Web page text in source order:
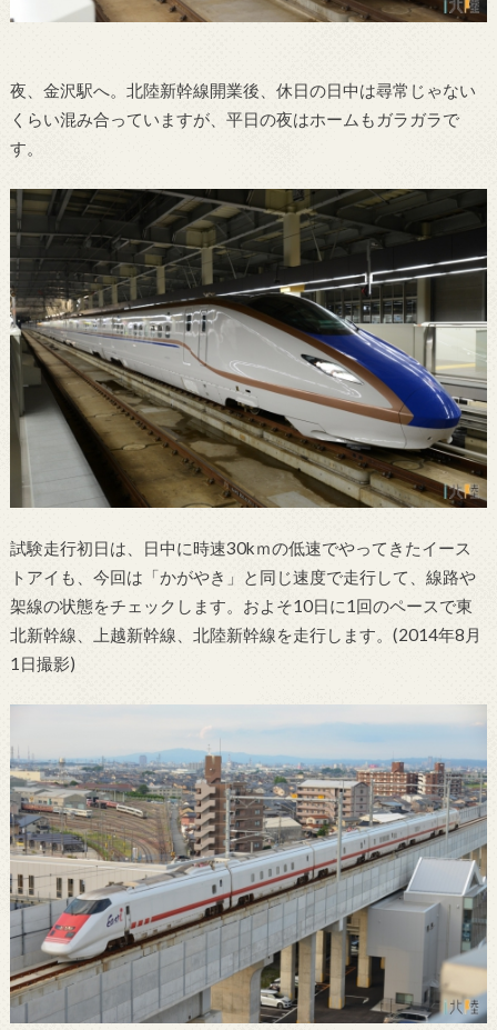
夜、金沢駅へ。北陸新幹線開業後、休日の日中は尋常じゃない
くらい混み合っていますが、平日の夜はホームもガラガラで
す。
試験走行初日は、日中に時速30kｍの低速でやってきたイース
トアイも、今回は「かがやき」と同じ速度で走行して、線路や
架線の状態をチェックします。およそ10日に1回のペースで東
北新幹線、上越新幹線、北陸新幹線を走行します。(2014年8月
1日撮影)